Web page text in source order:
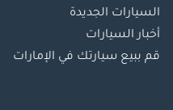
السيارات الجديدة
أخبار السيارات
قم ببيع سيارتك في الإمارات